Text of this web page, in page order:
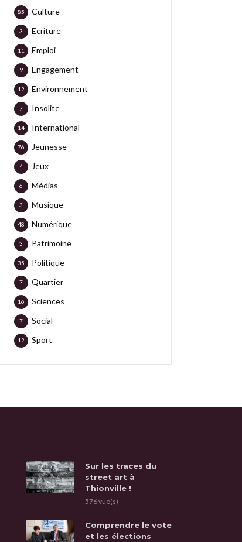
Culture
85
Ecriture
3
Emploi
11
Engagement
9
Environnement
12
Insolite
7
International
14
Jeunesse
76
Jeux
4
Médias
6
Musique
3
Numérique
48
Patrimoine
3
Politique
35
Quartier
7
Sciences
16
Social
7
Sport
12
Sur les traces du
street art à
Thionville !
576 vue(s)
Comprendre le vote
et les élections